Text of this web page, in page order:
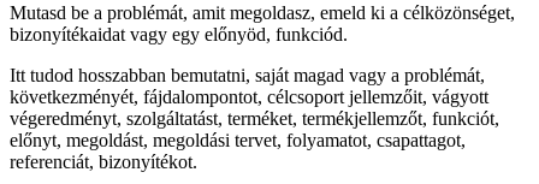
Mutasd be a problémát, amit megoldasz, emeld ki a célközönséget,
bizonyítékaidat vagy egy előnyöd, funkciód.
Itt tudod hosszabban bemutatni, saját magad vagy a problémát,
következményét, fájdalompontot, célcsoport jellemzőit, vágyott
végeredményt, szolgáltatást, terméket, termékjellemzőt, funkciót,
előnyt, megoldást, megoldási tervet, folyamatot, csapattagot,
referenciát, bizonyítékot.